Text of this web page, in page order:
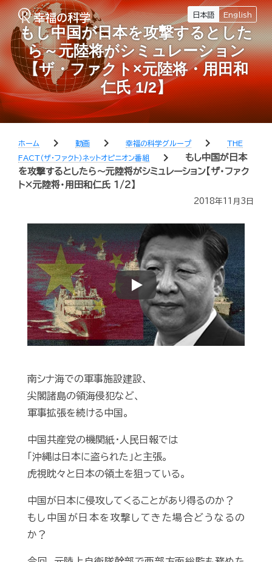
日本語 English
もし中国が日本を攻撃するとした
ら～元陸将がシミュレーション
【ザ・ファクト×元陸将・用田和
仁氏 1/2】
ホーム chevron_right 動画 chevron_right 幸福の科学グループ chevron_right
THE
FACT（ザ・ファクト）ネットオピニオン番組
chevron_right
もし中国が日本
を攻撃するとしたら～元陸将がシミュレーション【ザ・ファク
ト×元陸将・用田和仁氏 1/2】
2018年11月3日
Play
南シナ海での軍事施設建設、
尖閣諸島の領海侵犯など、
軍事拡張を続ける中国。
中国共産党の機関紙・人民日報では
「沖縄は日本に盗られた」と主張。
虎視眈々と日本の領土を狙っている。
中国が日本に侵攻してくることがあり得るのか？
もし中国が日本を攻撃してきた場合どうなるの
か？